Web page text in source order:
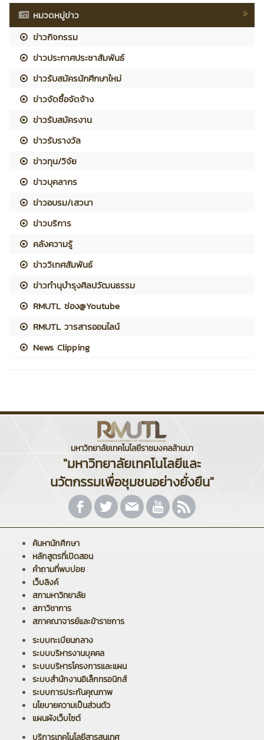
หมวดหมู่ข่าว
ข่าวกิจกรรม
ข่าวประกาศประชาสัมพันธ์
ข่าวรับสมัครนักศึกษาใหม่
ข่าวจัดซื้อจัดจ้าง
ข่าวรับสมัครงาน
ข่าวรับรางวัล
ข่าวทุน/วิจัย
ข่าวบุคลากร
ข่าวอบรม/เสวนา
ข่าวบริการ
คลังความรู้
ข่าววิเทศสัมพันธ์
ข่าวทำนุบำรุงศิลปวัฒนธรรม
RMUTL ช่อง@Youtube
RMUTL วารสารออนไลน์
News Clipping
มหาวิทยาลัยเทคโนโลยีราชมงคลล้านนา
"มหาวิทยาลัยเทคโนโลยีและ
นวัตกรรมเพื่อชุมชนอย่างยั่งยืน"
ค้นหานักศึกษา
หลักสูตรที่เปิดสอน
คำถามที่พบบ่อย
เว็บลิงค์
สภามหาวิทยาลัย
สภาวิชาการ
สภาคณาจารย์และข้าราชการ
ระบบทะเบียนกลาง
ระบบบริหารงานบุคคล
ระบบบริหารโครงการและแผน
ระบบสำนักงานอิเล็กทรอนิกส์
ระบบการประกันคุณภาพ
นโยบายความเป็นส่วนตัว
แผนผังเว็บไซต์
บริการเทคโนโลยีสารสนเทศ